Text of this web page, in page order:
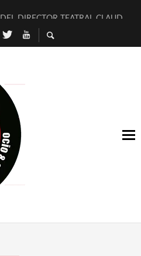
DIRECTOR TEATRAL CLAUDIO
DE LA KATARSIS DEL TOMATAZO
[BITÁCORA 3.0] EN EXVITA
EN EXVITA [RELATIVA
INTERPRETANDO A SERRAT
DE ARMONÍA PERSECUTORIA]
EXPLICA [DESCASADA]
PUTOS SUEÑOS»